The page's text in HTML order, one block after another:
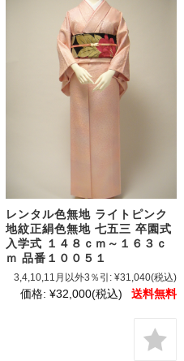
レンタル色無地 ライトピンク
地紋正絹色無地 七五三 卒園式
入学式 １４８ｃｍ～１６３ｃ
ｍ 品番１００５１
3,4,10,11月以外3％引: ¥31,040(税込)
価格: ¥32,000(税込) 送料無料